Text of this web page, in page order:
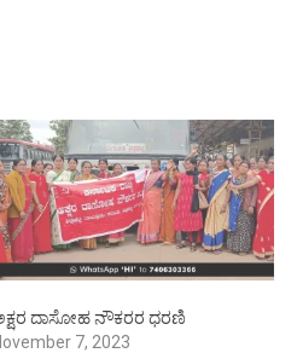
ದಾಸೋಹ ನೌಕರರ ಧರಣಿ
7, 2023